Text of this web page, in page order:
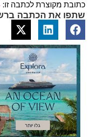
כתובת מקוצרת לכתבה זו:
שתפו את הכתבה